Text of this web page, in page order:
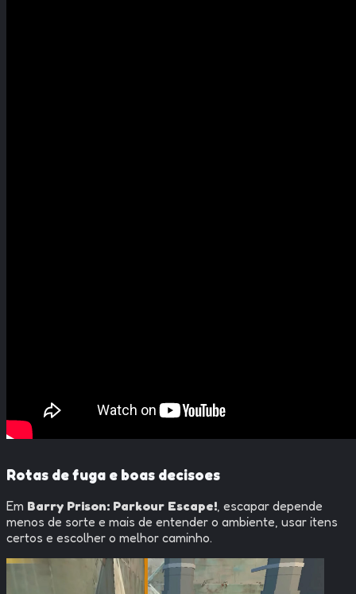
Rotas de fuga e boas decisoes
Em Barry Prison: Parkour Escape!, escapar depende
menos de sorte e mais de entender o ambiente, usar itens
certos e escolher o melhor caminho.